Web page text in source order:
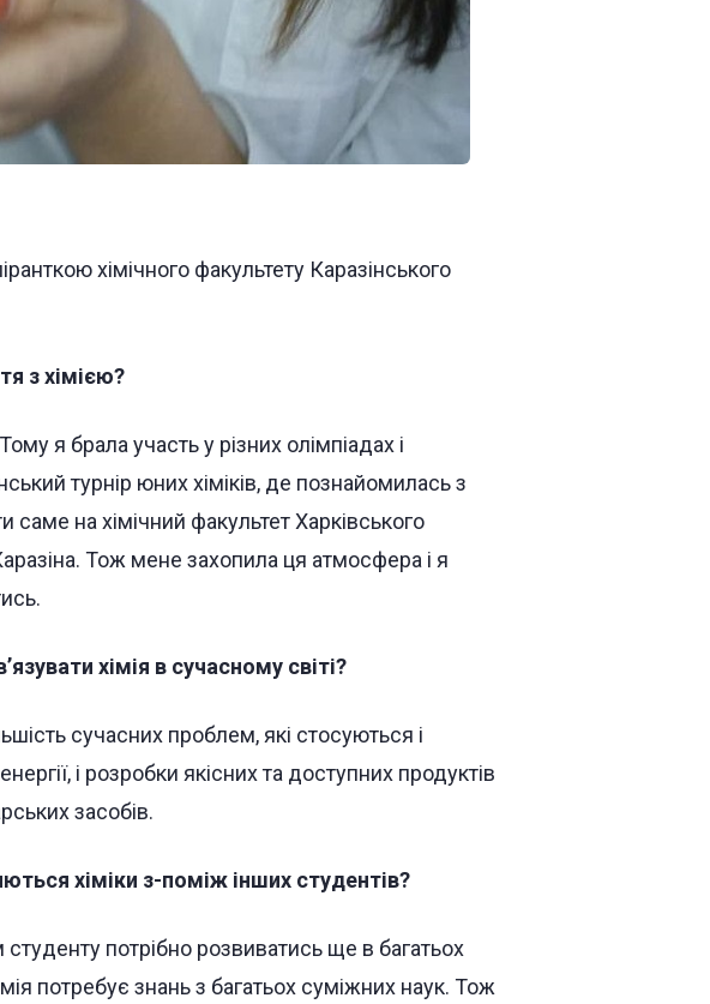
хімічного факультету Каразінського
з хімією?
я брала участь у різних олімпіадах і
турнір юних хіміків, де познайомилась з
саме на хімічний факультет Харківського
Тож мене захопила ця атмосфера і я
хімія в сучасному світі?
сучасних проблем, які стосуються і
і розробки якісних та доступних продуктів
засобів.
хіміки з-поміж інших студентів?
потрібно розвиватись ще в багатьох
потребує знань з багатьох суміжних наук. Тож